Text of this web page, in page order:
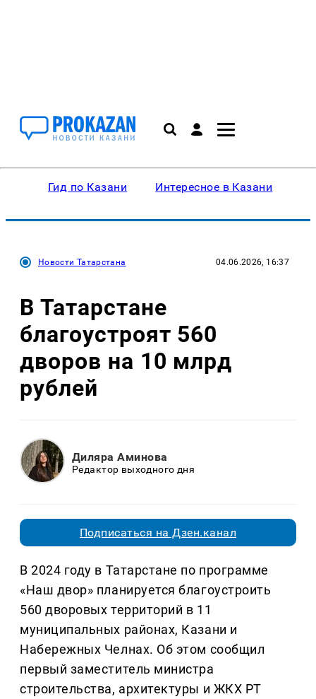
Гид по Казани Интересное в Казани
Новости Татарстана 04.06.2026, 16:37
В Татарстане
благоустроят 560
дворов на 10 млрд
рублей
Диляра Аминова
Редактор выходного дня
Подписаться на Дзен.канал
В 2024 году в Татарстане по программе
«Наш двор» планируется благоустроить
560 дворовых территорий в 11
муниципальных районах, Казани и
Набережных Челнах. Об этом сообщил
первый заместитель министра
строительства, архитектуры и ЖКХ РТ